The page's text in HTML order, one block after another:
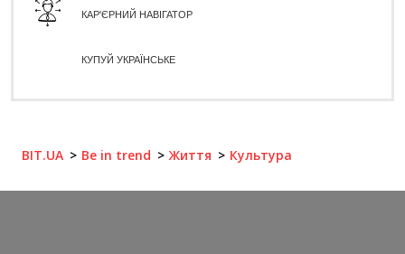
КАР'ЄРНИЙ НАВІГАТОР
КУПУЙ УКРАЇНСЬКЕ
BIT.UA Be in trend Життя Культура